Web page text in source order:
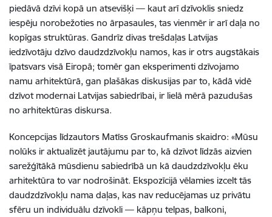
piedāvā dzīvi kopā un atsevišķi — kaut arī dzīvoklis sniedz
iespēju norobežoties no ārpasaules, tas vienmēr ir arī daļa no
kopīgas struktūras. Gandrīz divas trešdaļas Latvijas
iedzīvotāju dzīvo daudzdzīvokļu namos, kas ir otrs augstākais
īpatsvars visā Eiropā; tomēr gan eksperimenti dzīvojamo
namu arhitektūrā, gan plašākas diskusijas par to, kādā vidē
dzīvot modernai Latvijas sabiedrībai, ir lielā mērā pazudušas
no arhitektūras diskursa.
Koncepcijas līdzautors Matīss Groskaufmanis skaidro: «Mūsu
nolūks ir aktualizēt jautājumu par to, kā dzīvot līdzās aizvien
sarežģītākā mūsdienu sabiedrībā un kā daudzdzīvokļu ēku
arhitektūra to var nodrošināt. Ekspozīcijā vēlamies izcelt tās
daudzdzīvokļu nama daļas, kas nav reducējamas uz privātu
sfēru un individuālu dzīvokli — kāpņu telpas, balkoni,